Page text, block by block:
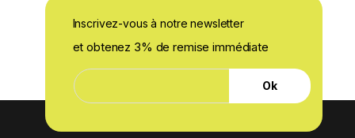
Inscrivez-vous à notre newsletter
et obtenez 3% de remise immédiate
-
m
l
E
-
m
i
Ok